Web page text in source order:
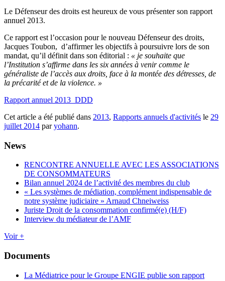
Le Défenseur des droits est heureux de vous présenter son rapport
annuel 2013.
Ce rapport est l’occasion pour le nouveau Défenseur des droits,
Jacques Toubon, d’affirmer les objectifs à poursuivre lors de son
mandat, qu’il définit dans son éditorial : « je souhaite que
l’Institution s’affirme dans les six années à venir comme le
généraliste de l’accès aux droits, face à la montée des détresses, de
la précarité et de la violence. »
Rapport annuel 2013_DDD
Cet article a été publié dans 2013, Rapports annuels d'activités le 29
juillet 2014 paryohann.
News
RENCONTRE ANNUELLE AVEC LES ASSOCIATIONS
DE CONSOMMATEURS
Bilan annuel 2024 de l’activité des membres du club
« Les systèmes de médiation, complément indispensable de
notre système judiciaire » Arnaud Chneiweiss
Juriste Droit de la consommation confirmé(e) (H/F)
Interview du médiateur de l’AMF
Voir +
Documents
La Médiatrice pour le Groupe ENGIE publie son rapport